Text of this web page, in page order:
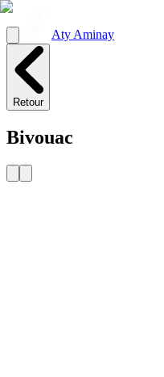
Aty Aminay
Retour
Bivouac